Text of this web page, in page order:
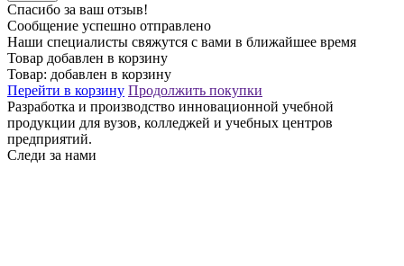
Спасибо за ваш отзыв!
Сообщение успешно отправлено
Наши специалисты свяжутся с вами в ближайшее время
Товар добавлен в корзину
Товар: добавлен в корзину
Перейти в корзину Продолжить покупки
Разработка и производство инновационной учебной
продукции для вузов, колледжей и учебных центров
предприятий.
Следи за нами